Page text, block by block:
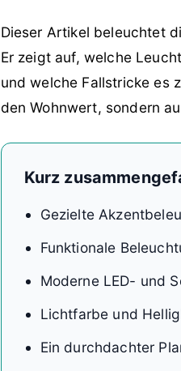
Dieser Artikel beleuchtet
Er zeigt auf, welche
und welche Fallstricke es
den Wohnwert, sondern
Kurz
Gezielte
Funktionale
Moderne LED- und
Lichtfarbe und
Ein durchdachter